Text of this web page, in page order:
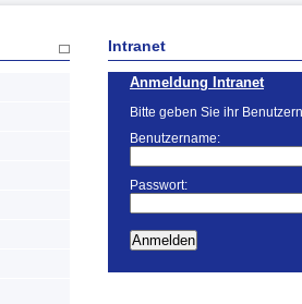
Intranet
Anmeldung Intranet
Bitte geben Sie ihr
Benutzername:
Passwort: